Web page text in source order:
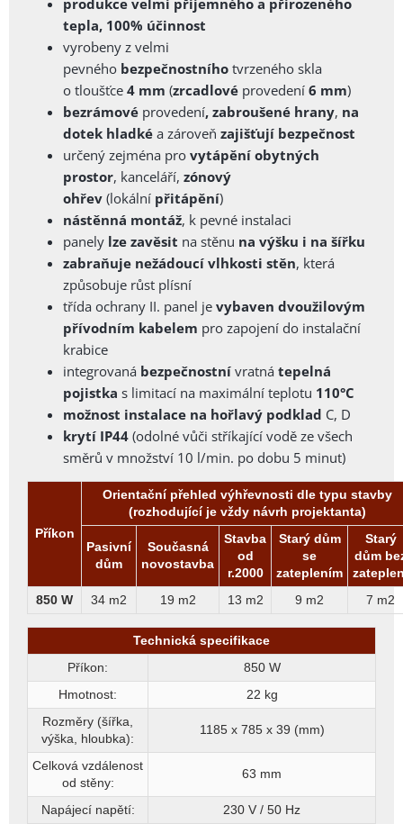
tepla, 100% účinnost
vyrobeny z velmi
pevného bezpečnostního tvrzeného skla
o tloušťce 4 mm (zrcadlové provedení 6 mm)
bezrámové provedení, zabroušené hrany, na
dotek hladké a zároveň zajišťují bezpečnost
určený zejména pro vytápění obytných
prostor, kanceláří, zónový
ohřev (lokální přitápění)
nástěnná montáž, k pevné instalaci
panely lze zavěsit na stěnu na výšku i na šířku
zabraňuje nežádoucí vlhkosti stěn, která
způsobuje růst plísní
třída ochrany II. panel je vybaven dvoužilovým
přívodním kabelem pro zapojení do instalační
krabice
integrovaná bezpečnostní vratná tepelná
pojistka s limitací na maximální teplotu 110°C
možnost instalace na hořlavý podklad C, D
krytí IP44 (odolné vůči stříkající vodě ze všech
směrů v množství 10 l/min. po dobu 5 minut)
Příkon
Orientační přehled výhřevnosti dle typu stavby
(rozhodující je vždy návrh projektanta)
Pasivní
dům
Současná
novostavba
Stavba
od
r.2000
Starý dům
se
zateplením
Starý
dům
850 W
34 m2 19 m2 13 m2 9 m2 7 m2
Technická specifikace
Příkon:
850 W
Hmotnost:
22 kg
Rozměry (šířka,
výška, hloubka):
1185 x 785 x 39 (mm)
Celková vzdálenost
od stěny:
63 mm
Napájecí napětí:
230 V / 50 Hz